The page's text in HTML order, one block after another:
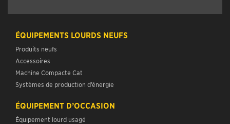
ÉQUIPEMENTS LOURDS NEUFS
Produits neufs
Accessoires
Machine Compacte Cat
Systèmes de production d’énergie
ÉQUIPEMENT D’OCCASION
Équipement lourd usagé